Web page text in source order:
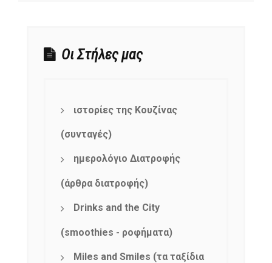
Οι Στήλες μας
ιστορίες της Κουζίνας
(συνταγές)
ημερολόγιο Διατροφής
(άρθρα διατροφής)
Drinks and the City
(smoothies - ροφήματα)
Miles and Smiles (τα ταξίδια